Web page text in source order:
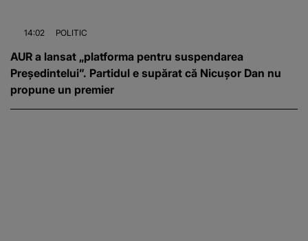
14:02 POLITIC
AUR a lansat „platforma pentru suspendarea
Președintelui”. Partidul e supărat că Nicușor Dan nu
propune un premier